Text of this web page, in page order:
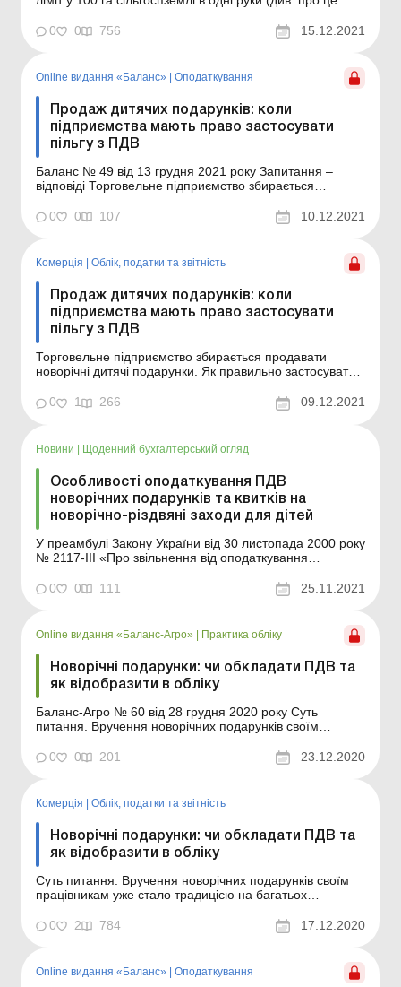
з проблемних питань»), деякі фізособи, які вже мають у
власності 100 га, не можуть зараз придбати землю
0 0 756 15.12.2021
Online видання «Баланс» Оподаткування
Продаж дитячих подарунків: коли
підприємства мають право застосувати
пільгу з ПДВ
Баланс № 49 від 13 грудня 2021 року Запитання –
відповіді Торговельне підприємство збирається
застосувати пільгу з ПДВ цього року? Пільга з ПДВ при
продажу дитячих подарунків передбачена Законом від
0 0 107 10.12.2021
Комерція Облік, податки та звiтнiсть
Продаж дитячих подарунків: коли
підприємства мають право застосувати
пільгу з ПДВ
Торговельне підприємство збирається продавати
новорічні дитячі подарунки. Як правильно застосувати
щоб комерційне підприємство змогло привітати дітей
своїх співробітників із новорічними святами і заразом
0 1 266 09.12.2021
Новини | Щоденний бухгалтерський огляд
Особливості оподаткування ПДВ
новорічних подарунків та квитків на
новорічно-різдвяні заходи для дітей
У преамбулі Закону України від 30 листопада 2000 року
№ 2117-III «Про звільнення від оподаткування
новорічно-різдвяних свят для дітей та на придбання
дитячих святкових подарунків» із змінами та
0 0 111 25.11.2021
Online видання «Баланс-Агро» | Практика обліку
Новорічні подарунки: чи обкладати ПДВ та
як відобразити в обліку
Баланс-Агро № 60 від 28 грудня 2020 року Суть
питання. Вручення новорічних подарунків своїм
підприємствах. Також підприємства часто передають
подарунки підшефним школам, дитячим садкам,
Безумовно, бухгалтер...
0 0 201 23.12.2020
Комерція Облік, податки та звiтнiсть
Новорічні подарунки: чи обкладати ПДВ та
як відобразити в обліку
Суть питання. Вручення новорічних подарунків своїм
працівникам уже стало традицією на багатьох
подарунки підшефним школам, дитячим садкам,
дитбудинкам, малозабезпеченим сім’ям тощо.
операції від...
0 2 784 17.12.2020
Online видання «Баланс» Оподаткування